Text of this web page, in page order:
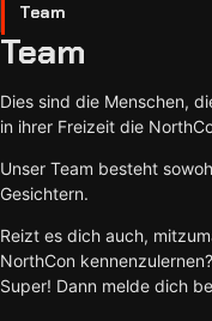
Team
Team
Dies sind die Menschen,
in ihrer Freizeit die
Unser Team besteht
Gesichtern.
Reizt es dich auch,
NorthCon kennenzulernen?
Super! Dann melde dich